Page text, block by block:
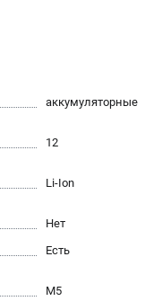
данных
аккумуляторные
12
Li-Ion
Нет
Есть
M5